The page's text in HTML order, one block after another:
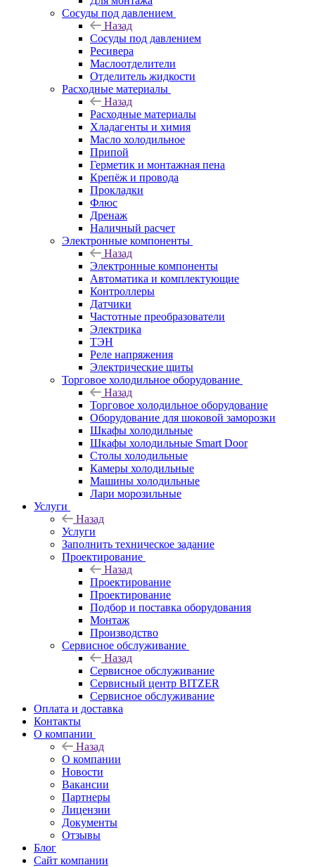
Сосуды под давлением
Назад
Сосуды под давлением
Ресивера
Маслоотделители
Отделитель жидкости
Расходные материалы
Назад
Расходные материалы
Хладагенты и химия
Масло холодильное
Припой
Герметик и монтажная пена
Крепёж и провода
Прокладки
Флюс
Дренаж
Наличный расчет
Электронные компоненты
Назад
Электронные компоненты
Автоматика и комплектующие
Контроллеры
Датчики
Частотные преобразователи
Электрика
ТЭН
Реле напряжения
Электрические щиты
Торговое холодильное оборудование
Назад
Торговое холодильное оборудование
Оборудование для шоковой заморозки
Шкафы холодильные
Шкафы холодильные Smart Door
Столы холодильные
Камеры холодильные
Машины холодильные
Лари морозильные
Услуги
Назад
Услуги
Заполнить техническое задание
Проектирование
Назад
Проектирование
Проектирование
Подбор и поставка оборудования
Монтаж
Производство
Сервисное обслуживание
Назад
Сервисное обслуживание
Сервисный центр BITZER
Сервисное обслуживание
Оплата и доставка
Контакты
О компании
Назад
О компании
Новости
Вакансии
Партнеры
Лицензии
Документы
Отзывы
Блог
Сайт компании